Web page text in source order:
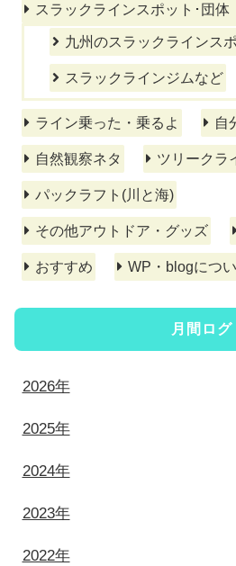
スラックラインスポット･団体
九州のスラックラインス
スラックラインジムなど
ライン乗った・乗るよ 自
自然観察ネタ ツリークラ
パックラフト(川と海)
その他アウトドア・グッズ
おすすめ WP・blogにつ
月間ログ
2026年
2025年
2024年
2023年
2022年